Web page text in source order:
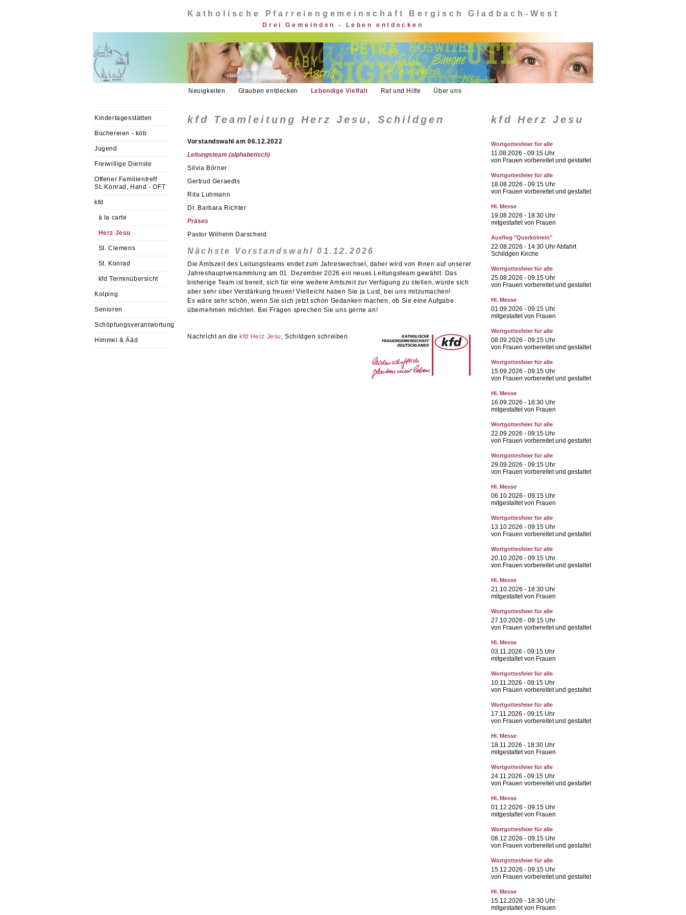
Katholische Pfarreiengemeinschaft Bergisch Gladbach-West
Drei Gemeinden - Leben entdecken
Neuigkeiten Glauben entdecken Lebendige Vielfalt Rat und Hilfe Über uns
Kindertagesstätten
Büchereien - köb
Jugend
Freiwillige Dienste
Offener Familientreff
St. Konrad, Hand - OFT
kfd
à la carte
Herz Jesu
St. Clemens
St. Konrad
kfd Terminübersicht
Kolping
Senioren
Schöpfungsverantwortung
Himmel & Ääd
kfd Herz Jesu
Wortgottesfeier für alle
11.08.2026 - 09:15 Uhr
von Frauen vorbereitet und gestaltet
Wortgottesfeier für alle
18.08.2026 - 09:15 Uhr
von Frauen vorbereitet und gestaltet
Hl. Messe
19.08.2026 - 18:30 Uhr
mitgestaltet von Frauen
Ausflug "Querkölnein"
22.08.2026 - 14:30 Uhr Abfahrt
Schildgen Kirche
Wortgottesfeier für alle
25.08.2026 - 09:15 Uhr
von Frauen vorbereitet und gestaltet
Hl. Messe
01.09.2026 - 09:15 Uhr
mitgestaltet von Frauen
Wortgottesfeier für alle
08.09.2026 - 09:15 Uhr
von Frauen vorbereitet und gestaltet
Wortgottesfeier für alle
15.09.2026 - 09:15 Uhr
von Frauen vorbereitet und gestaltet
Hl. Messe
16.09.2026 - 18:30 Uhr
mitgestaltet von Frauen
Wortgottesfeier für alle
22.09.2026 - 09:15 Uhr
von Frauen vorbereitet und gestaltet
Wortgottesfeier für alle
29.09.2026 - 09:15 Uhr
von Frauen vorbereitet und gestaltet
Hl. Messe
06.10.2026 - 09:15 Uhr
mitgestaltet von Frauen
Wortgottesfeier für alle
13.10.2026 - 09:15 Uhr
von Frauen vorbereitet und gestaltet
Wortgottesfeier für alle
20.10.2026 - 09:15 Uhr
von Frauen vorbereitet und gestaltet
Hl. Messe
21.10.2026 - 18:30 Uhr
mitgestaltet von Frauen
Wortgottesfeier für alle
27.10.2026 - 09:15 Uhr
von Frauen vorbereitet und gestaltet
Hl. Messe
03.11.2026 - 09:15 Uhr
mitgestaltet von Frauen
Wortgottesfeier für alle
10.11.2026 - 09:15 Uhr
von Frauen vorbereitet und gestaltet
Wortgottesfeier für alle
17.11.2026 - 09:15 Uhr
von Frauen vorbereitet und gestaltet
Hl. Messe
18.11.2026 - 18:30 Uhr
mitgestaltet von Frauen
Wortgottesfeier für alle
24.11.2026 - 09:15 Uhr
von Frauen vorbereitet und gestaltet
Hl. Messe
01.12.2026 - 09:15 Uhr
mitgestaltet von Frauen
Wortgottesfeier für alle
08.12.2026 - 09:15 Uhr
von Frauen vorbereitet und gestaltet
Wortgottesfeier für alle
15.12.2026 - 09:15 Uhr
von Frauen vorbereitet und gestaltet
Hl. Messe
15.12.2026 - 18:30 Uhr
mitgestaltet von Frauen
kfd Teamleitung Herz Jesu, Schildgen
Vorstandswahl am 06.12.2022
Leitungsteam (alphabetisch)
Silvia Börner
Gertrud Geraedts
Rita Luhmann
Dr. Barbara Richter
Präses
Pastor Wilhelm Darscheid
Nächste Vorstandswahl 01.12.2026
Die Amtszeit des Leitungsteams endet zum Jahreswechsel, daher wird von Ihnen auf unserer
Jahreshauptversammlung am 01. Dezember 2026 ein neues Leitungsteam gewählt. Das
bisherige Team ist bereit, sich für eine weitere Amtszeit zur Verfügung zu stellen, würde sich
aber sehr über Verstärkung freuen! Vielleicht haben Sie ja Lust, bei uns mitzumachen!
Es wäre sehr schön, wenn Sie sich jetzt schon Gedanken machen, ob Sie eine Aufgabe
übernehmen möchten. Bei Fragen sprechen Sie uns gerne an!
Nachricht an die kfd Herz Jesu , Schildgen schreiben